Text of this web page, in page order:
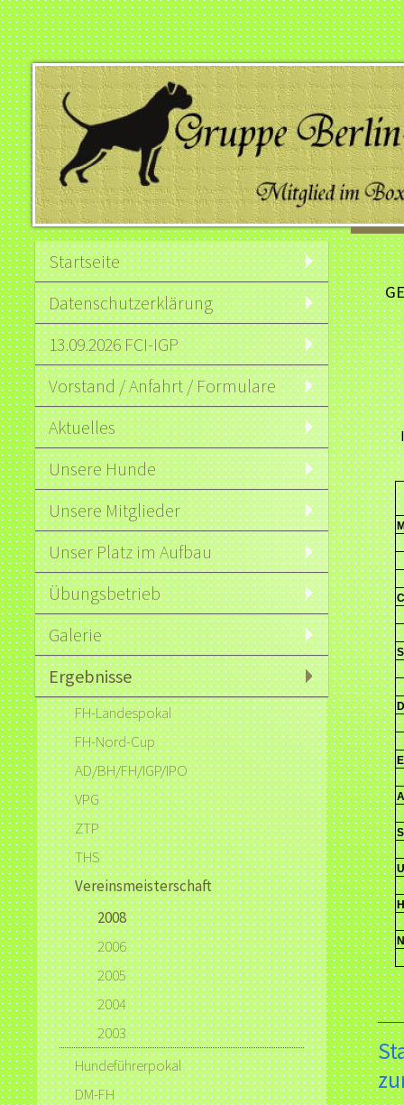
Startseite
Datenschutzerklärung
13.09.2026 FCI-IGP
Vorstand / Anfahrt / Formulare
Aktuelles
Unsere Hunde
Unsere Mitglieder
Unser Platz im Aufbau
Übungsbetrieb
Galerie
Ergebnisse
FH-Landespokal
FH-Nord-Cup
AD/BH/FH/IGP/IPO
VPG
ZTP
THS
Vereinsmeisterschaft
2008
2006
2005
2004
2003
Hundeführerpokal
DM-FH